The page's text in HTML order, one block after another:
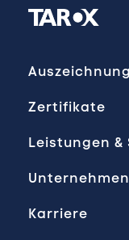
Zertifikate
Leistungen &
Unternehmen
Karriere